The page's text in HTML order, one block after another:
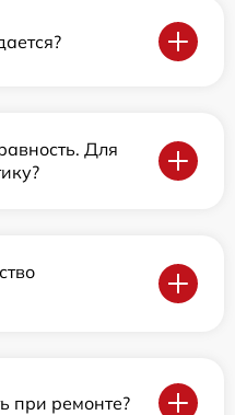
Для
при ремонте?